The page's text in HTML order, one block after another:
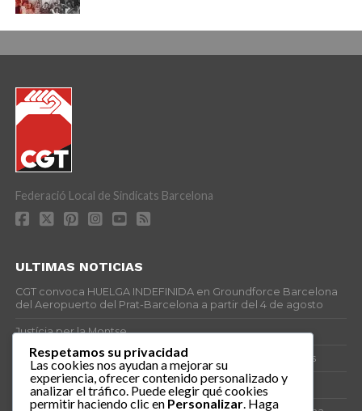
Federació Local de Sindicats Barcelona
ULTIMAS NOTICIAS
CGT convoca HUELGA INDEFINIDA en Groundforce Barcelona
del Aeropuerto del Prat-Barcelona a partir del 4 de agosto
Justícia per la Montse
25J – Día Mundial para la Prevención de los Ahogamientos
ERE encubierto en H&M Concentrix
Respetamos su privacidad
Las cookies nos ayudan a mejorar su
experiencia, ofrecer contenido personalizado y
analizar el tráfico. Puede elegir qué cookies
permitir haciendo clic en Personalizar . Haga